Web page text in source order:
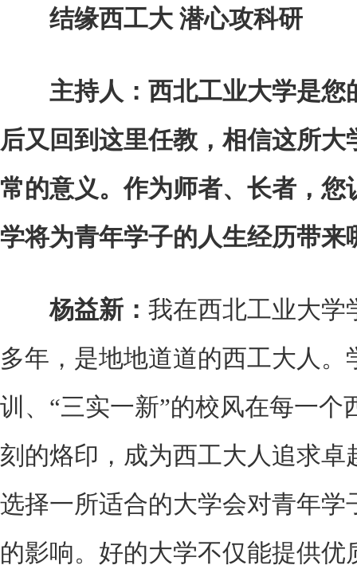
结缘西工大 潜心攻科研
主持人：西北工业大学是您
后又回到这里任教，相信这所
常的意义。作为师者、长者，您
学将为青年学子的人生经历带来
杨益新： 我在西北工业大学
多年，是地地道道的西工大人。
训、“三实一新”的校风在每一个
刻的烙印，成为西工大人追求卓
选择一所适合的大学会对青年学
的影响。好的大学不仅能提供